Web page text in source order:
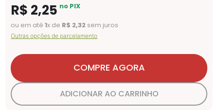
R$ 2,25 no PIX
ou em até1x de R$ 2,32 sem juros
Outras opções de parcelamento
COMPRE AGORA
ADICIONAR AO CARRINHO